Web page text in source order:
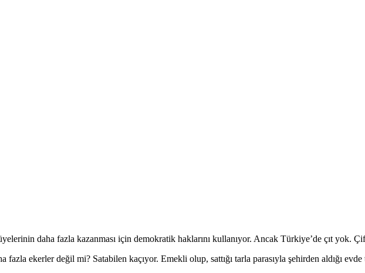
daha fazla kazanması için demokratik haklarını kullanıyor. Ancak Türkiye’de çıt yok.
ekerler değil mi? Satabilen kaçıyor. Emekli olup, sattığı tarla parasıyla şehirden aldığı